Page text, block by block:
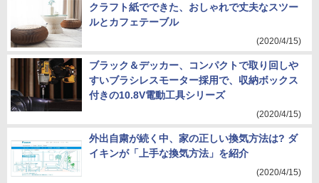
クラフト紙でできた、おしゃれで丈夫なスツー
ルとカフェテーブル
(2020/4/15)
ブラック＆デッカー、コンパクトで取り回しや
すいブラシレスモーター採用で、収納ボックス
付きの10.8V電動工具シリーズ
(2020/4/15)
外出自粛が続く中、家の正しい換気方法は? ダ
イキンが「上手な換気方法」を紹介
(2020/4/15)